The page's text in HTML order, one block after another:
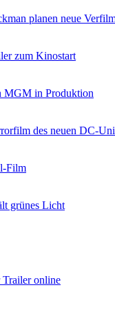
planen neue
zum Kinostart
MGM in Produktion
des neuen DC-
Film
grünes Licht
Trailer online